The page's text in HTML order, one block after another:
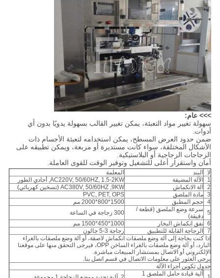
>>> عام:
سهولة تغيير مواد التعبئة، يمكن تغيير القالب بسهولة يدويًا بدون أي
أدوات.
ضمن حدود العرض المسطح، يمكن استخدامه لتعبئة الأجسام ذات
الأشكال المختلفة، سواء كانت مستديرة أو مربعة، ويمكن تطبيقه على
الزجاجات الزجاجية أو البلاستيكية.
أمان واستقرار أعلى للتشغيل وتوفير الوقت للقوى العاملة.
لا البند
المعلمة
1
الآلة المضيفة
AC220V, 50/60HZ, 1.5-2KW, أحادي الطور
2 آلة الانكماش
AC380V, 50/60HZ ,9KW (تسخين كهربائي)
3 مادة الملصق
PVC, PET, OPS
4 حجم المطبق
1500*800*2000 مم
5
سرعة وضع الملصق (قطعة /
دقيقة)
300 زجاجة في الساعة
6 نفق انكماش البخار
1000*450*1500 مم
7 الزجاجة القابلة للتطبيق
زجاجة 3-5 جالون
إذا كنت بحاجة إلى آلة وضع ملصقات انكماش لاصقة، أو آلة وضع ملصقات بالغراء
البارد، أو آلة وضع ملصقات بالغراء الساخن OPP، فيرجى التحقق منها على موقعنا
الإلكتروني أو الاتصال بمستشار المبيعات مباشرة.
يرجى العثور على معلومات الاتصال في قسم اتصل بنا.
جدول تكوين أجزاء الآلة
آلية قيادة حامل الملصق 1